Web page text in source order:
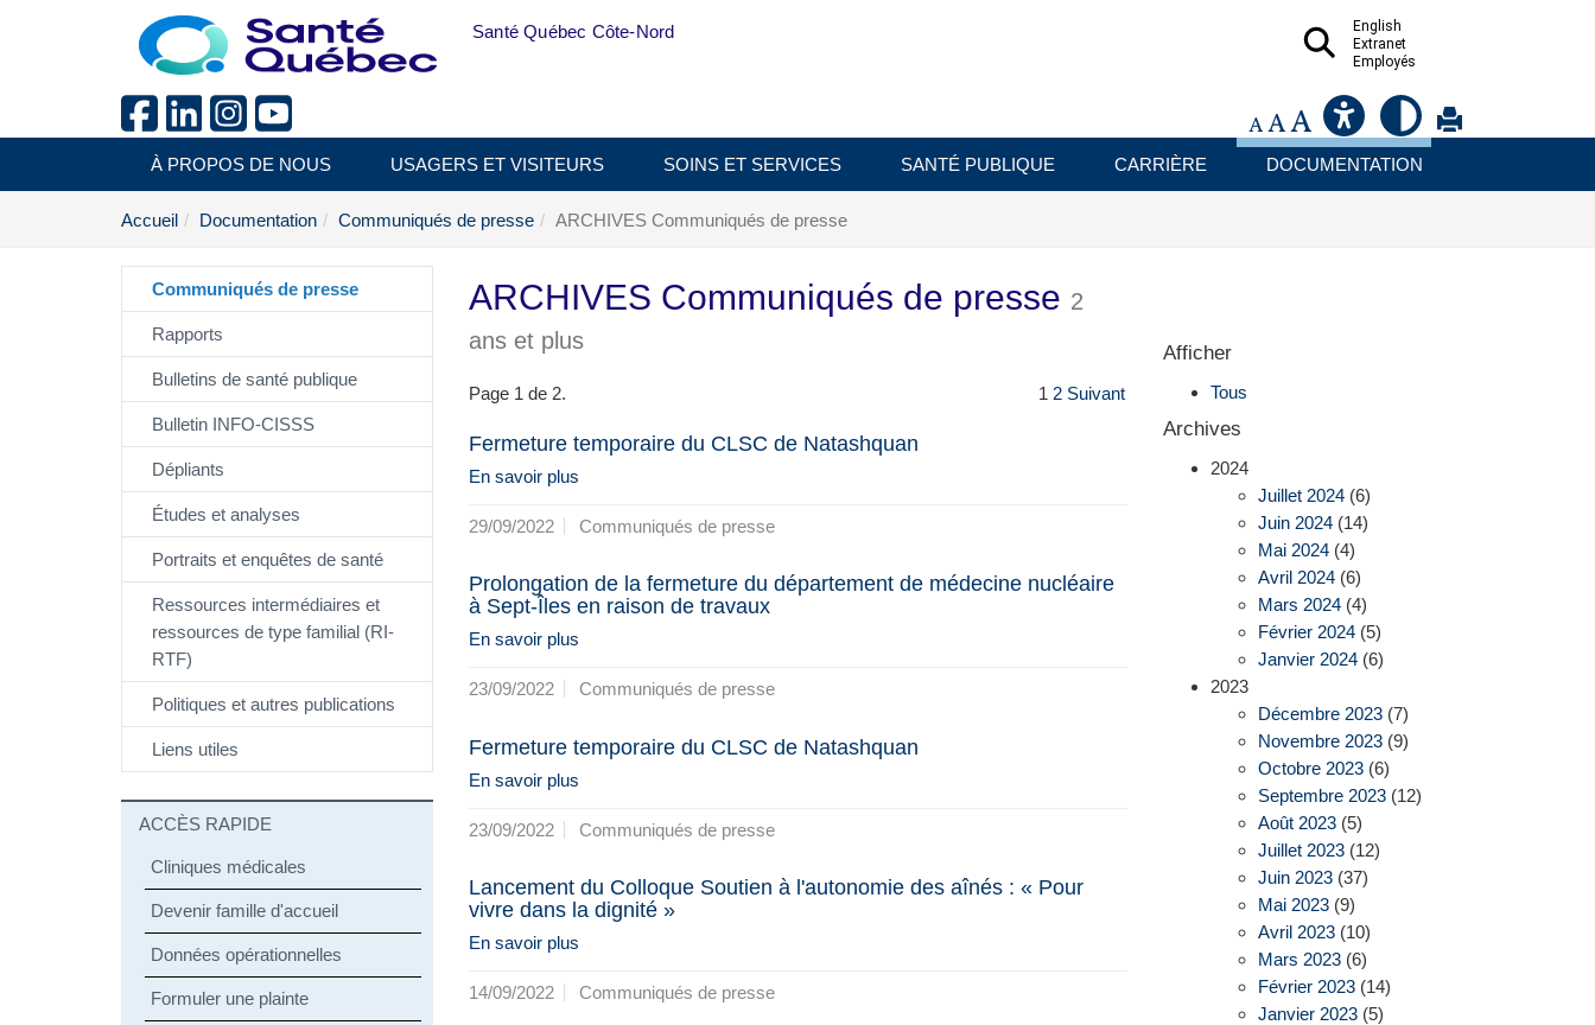
Aller au menu principal
English
Extranet
Employés
Santé Québec Côte-Nord
À PROPOS DE NOUS USAGERS ET VISITEURS SOINS ET SERVICES SANTÉ PUBLIQUE CARRIÈRE DOCUMENTATION
Accueil Documentation Communiqués de presse ARCHIVES Communiqués de presse
Communiqués de presse
Rapports
Bulletins de santé publique
Bulletin INFO-CISSS
Dépliants
Études et analyses
Portraits et enquêtes de santé
Ressources intermédiaires et
ressources de type familial (RI-
RTF)
Politiques et autres publications
Liens utiles
ACCÈS RAPIDE
Cliniques médicales
Devenir famille d'accueil
Données opérationnelles
Formuler une plainte
ARCHIVES Communiqués de presse 2
ans et plus
Page 1 de 2. 1 2 Suivant
Fermeture temporaire du CLSC de Natashquan
En savoir plus
29/09/2022 Communiqués de presse
Prolongation de la fermeture du département de médecine nucléaire
à Sept-Îles en raison de travaux
En savoir plus
23/09/2022 Communiqués de presse
Fermeture temporaire du CLSC de Natashquan
En savoir plus
23/09/2022 Communiqués de presse
Lancement du Colloque Soutien à l'autonomie des aînés : « Pour
vivre dans la dignité »
En savoir plus
14/09/2022 Communiqués de presse
Afficher
Tous
Archives
2024
Juillet 2024(6)
Juin 2024(14)
Mai 2024(4)
Avril 2024(6)
Mars 2024(4)
Février 2024(5)
Janvier 2024(6)
2023
Décembre 2023(7)
Novembre 2023(9)
Octobre 2023(6)
Septembre 2023(12)
Août 2023(5)
Juillet 2023(12)
Juin 2023(37)
Mai 2023(9)
Avril 2023(10)
Mars 2023(6)
Février 2023(14)
Janvier 2023(5)